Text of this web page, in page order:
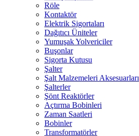
Röle
Kontaktör
Elektrik Sigortaları
Dağıtıcı Üniteler
Yumuşak Yolvericiler
Buşonlar
Sigorta Kutusu
Şalter
Şalt Malzemeleri Aksesuarları
Şalterler
Şönt Reaktörler
Açtırma Bobinleri
Zaman Saatleri
Bobinler
Transformatörler